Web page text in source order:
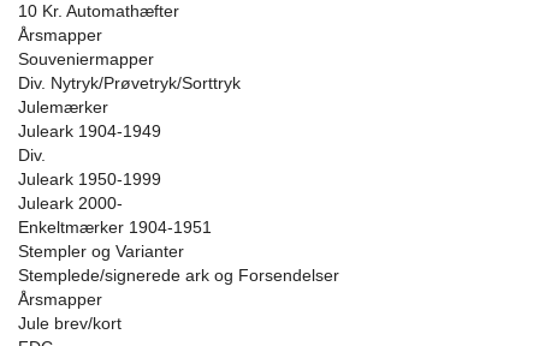
10 Kr. Automathæfter
Årsmapper
Souveniermapper
Div. Nytryk/Prøvetryk/Sorttryk
Julemærker
Juleark 1904-1949
Div.
Juleark 1950-1999
Juleark 2000-
Enkeltmærker 1904-1951
Stempler og Varianter
Stemplede/signerede ark og Forsendelser
Årsmapper
Jule brev/kort